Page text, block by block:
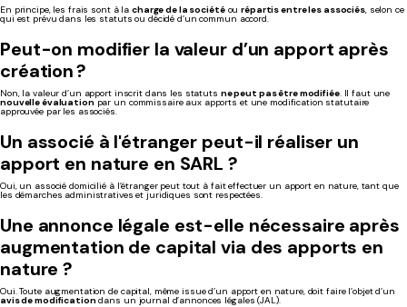
En principe, les frais sont à lacharge de la sociétéourépartis entre les associés, selon ce
qui est prévu dans les statuts ou décidé d’un commun accord.
Peut-on modifier la valeur d’un apport après
création ?
Non, la valeur d’un apport inscrit dans les statuts ne peut pas être modifiée. Il faut une
nouvelle évaluationpar un commissaire aux apports et une modification statutaire
approuvée par les associés.
Un associé à l'étranger peut-il réaliser un
apport en nature en SARL ?
Oui, un associé domicilié à l’étranger peut tout à fait effectuer un apport en nature, tant que
les démarches administratives et juridiques sont respectées.
Une annonce légale est-elle nécessaire après
augmentation de capital via des apports en
nature ?
Oui. Toute augmentation de capital, même issue d’un apport en nature, doit faire l’objet d’un
avis de modificationdans un journal d’annonces légales (JAL).